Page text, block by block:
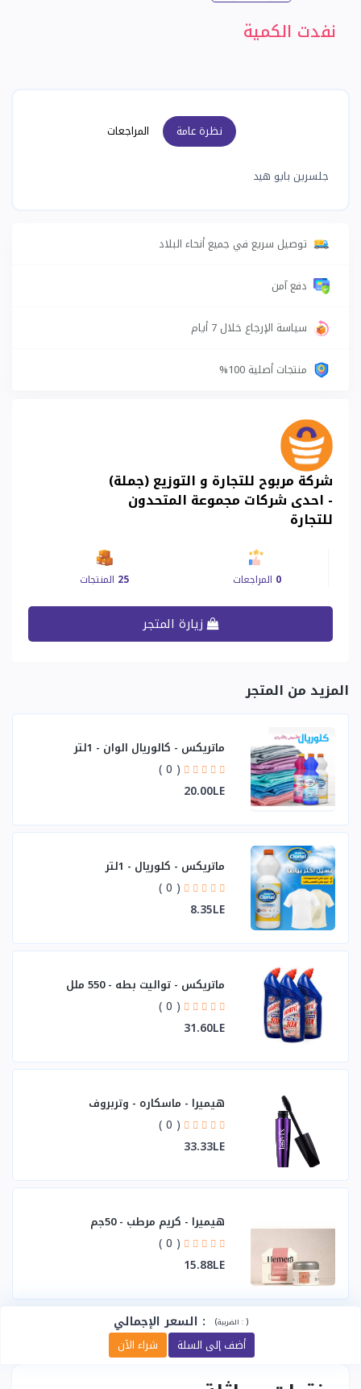
نفدت الكمية
نظرة عامة المراجعات
جلسرين بايو هيد
توصيل سريع في جميع أنحاء البلاد
دفع آمن
سياسة الإرجاع خلال 7 أيام
منتجات أصلية 100%
شركة مربوح للتجارة و التوزيع (جملة)
- احدى شركات مجموعة المتحدون
للتجارة
0 المراجعات 25 المنتجات
زيارة المتجر
المزيد من المتجر
ماتريكس - كالوريال الوان - 1لتر
( 0 )
20.00LE
ماتريكس - كلوريال - 1لتر
( 0 )
8.35LE
ماتريكس - تواليت بطه - 550 ملل
( 0 )
31.60LE
هيميرا - ماسكاره - وتربروف
( 0 )
33.33LE
هيميرا - كريم مرطب - 50جم
( 0 )
15.88LE
السعر الإجمالي : ( الضريبة :)
شراء الآن أضف إلى السلة